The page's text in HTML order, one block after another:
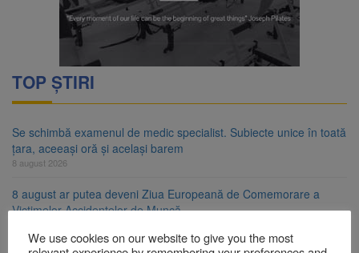
TOP ȘTIRI
Se schimbă examenul de medic specialist. Subiecte unice în toată
țara, aceeași oră și același barem
8 august 2026
8 august ar putea deveni Ziua Europeană de Comemorare a
Victimelor Accidentelor de Muncă
We use cookies on our website to give you the most